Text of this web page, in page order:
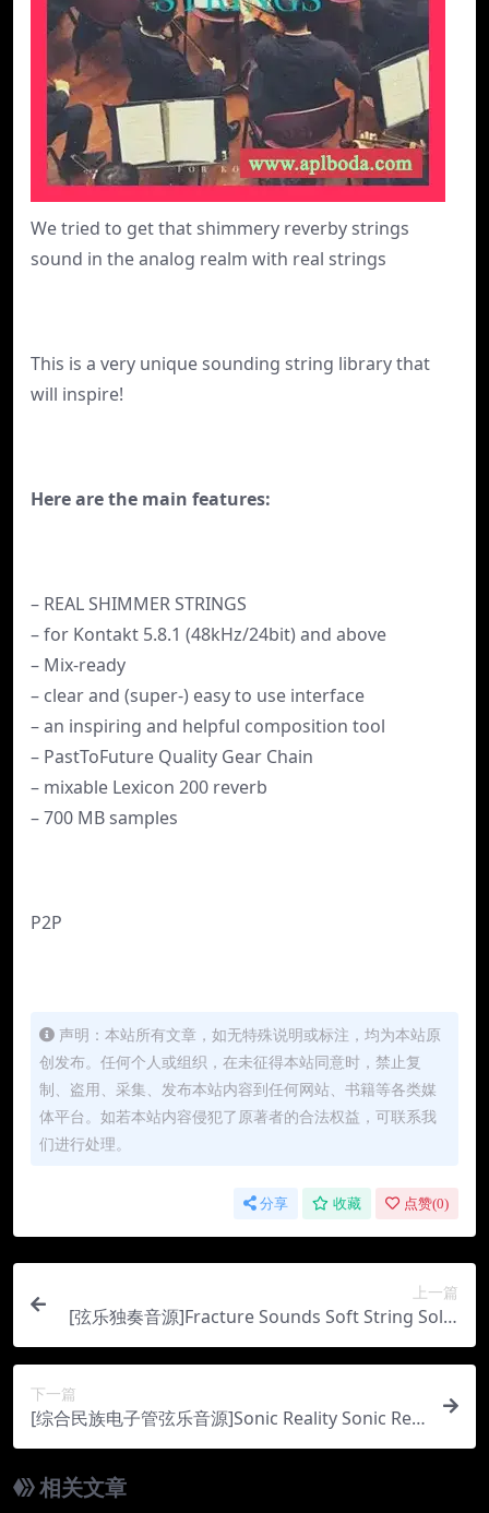
We tried to get that shimmery reverby strings
sound in the analog realm with real strings
This is a very unique sounding string library that
will inspire!
Here are the main features:
– REAL SHIMMER STRINGS
– for Kontakt 5.8.1 (48kHz/24bit) and above
– Mix-ready
– clear and (super-) easy to use interface
– an inspiring and helpful composition tool
– PastToFuture Quality Gear Chain
– mixable Lexicon 200 reverb
– 700 MB samples
P2P
声明：本站所有文章，如无特殊说明或标注，均为本站原
创发布。任何个人或组织，在未征得本站同意时，禁止复
制、盗用、采集、发布本站内容到任何网站、书籍等各类媒
体平台。如若本站内容侵犯了原著者的合法权益，可联系我
们进行处理。
分享 收藏 点赞(0)
上一篇
[弦乐独奏音源]Fracture Sounds Soft String Soloi
sts v1.0.2 [KONTAKT]（34.29Gb）
下一篇
[综合民族电子管弦乐音源]Sonic Reality Sonic Refi
lls Vol.1-20 [KONTAKT]（6.37Gb）
相关文章